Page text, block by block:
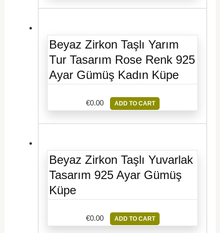
Beyaz Zirkon Taşlı Yarım
Tur Tasarım Rose Renk 925
Ayar Gümüş Kadın Küpe
€0.00 ADD TO CART
Beyaz Zirkon Taşlı Yuvarlak
Tasarım 925 Ayar Gümüş
Küpe
€0.00 ADD TO CART